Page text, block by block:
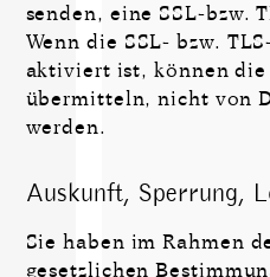
senden, eine SSL-bzw.
Wenn die SSL- bzw.
aktiviert ist, können die
übermitteln, nicht von
werden.
Auskunft, Sperrung,
Sie haben im Rahmen
gesetzlichen